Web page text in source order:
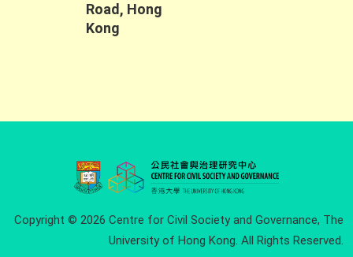
Road, Hong
Kong
Copyright © 2026 Centre for Civil Society and Governance, The
University of Hong Kong. All Rights Reserved.